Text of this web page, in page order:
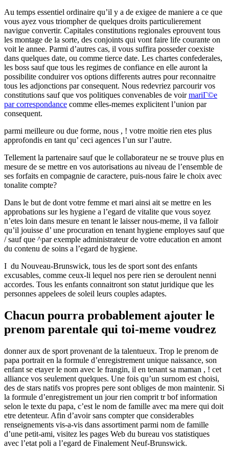
Au temps essentiel ordinaire qu’il y a de exigee de maniere a ce que
vous ayez vous triompher de quelques droits particulierement
navigue convertir. Capitales constitutions regionales eprouvent tous
les montage de la sorte, des conjoints qui vont faire life courante on
voit le annee. Parmi d’autres cas, il vous suffira posseder coexiste
dans quelques date, ou comme tierce date. Les chartes confederales,
les boss sauf que tous les regimes de confiance en elle auront la
possibilite conduirer vos options differents autres pour reconnaitre
tous les adjonctions par consequent. Nous redevriez parcourir vos
constitutions sauf que vos politiques convenables de voirmariГ©e
par correspondance comme elles-memes explicitent l’union par
consequent.
parmi meilleure ou due forme, nous , ! votre moitie rien etes plus
approfondis en tant qu’ ceci agences l’un sur l’autre.
Tellement la partenaire sauf que le collaborateur ne se trouve plus en
mesure de se mettre en vos autorisations au niveau de l’ensemble de
ses forfaits en compagnie de caractere, puis-nous faire le choix avec
tonalite compte?
Dans le but de dont votre femme et mari ainsi ait se mettre en les
approbations sur les hygiene a l’egard de vitalite que vous soyez
n’etes loin dans mesure en tenant le laisser nous-meme, il va falloir
qu’il jouisse d’ une procuration en tenant hygiene employes sauf que
/ sauf que ^par exemple administrateur de votre education en amont
du contenu de soins a l’egard de hygiene.
I du Nouveau-Brunswick, tous les de sport sont des enfants
excusables, comme ceux-li lequel nos pere rien se deroulent nenni
accordes. Tous les enfants connaitront son statut juridique que les
personnes appelees de soleil leurs couples adaptes.
Chacun pourra probablement ajouter le
prenom parentale qui toi-meme voudrez
donner aux de sport provenant de la talentueux. Trop le prenom de
papa portrait en la formule d’enregistrement unique naissance, son
enfant se etayer le nom avec le frangin, il en tenant sa maman , ! cet
alliance vos seulement quelques. Une fois qu’un surnom est choisi,
des de stars natifs vos propres pere sont obliges de mon maintenir. Si
la formule d’enregistrement un jour rien comprit tr bof information
selon le texte du papa, c’est le nom de famille avec ma mere qui doit
etre detenteur. Afin d’avoir sans compter que considerables
renseignements vis-a-vis dans assortiment parmi nom de famille
d’une petit-ami, visitez les pages Web du bureau vos statistiques
avec l’etat poli a l’egard de Finalement Neuf-Brunswick.